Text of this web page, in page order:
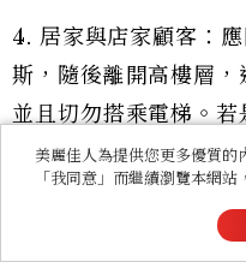
4. 居家與店家顧客：
斯，隨後離開高樓層，
並且切勿搭乘電梯。
客可繼續用餐，但店
邊攤小吃則必須立即
美麗佳人為提供您更多優質的
「我同意」而繼續瀏覽本網